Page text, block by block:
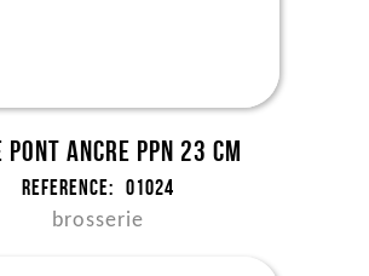
pont ancre ppn 23 cm
Reference: 01024
brosserie